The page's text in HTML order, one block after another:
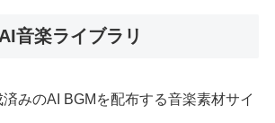
音楽ライブラリ
みのAI BGMを配布する音楽素材サイ